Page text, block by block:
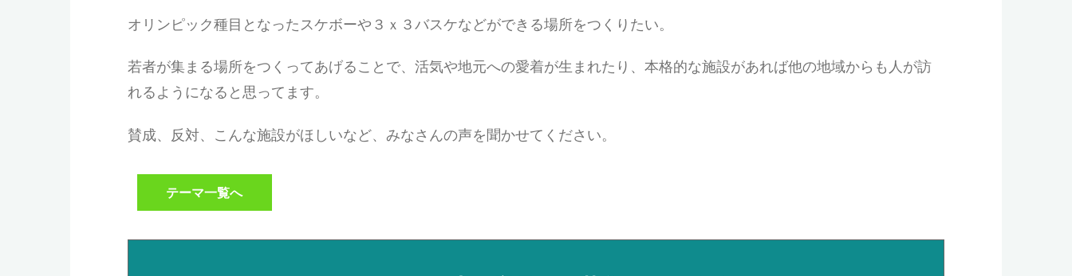
オリンピック種目となったスケボーや３ｘ３バスケなどができる場所をつくりたい。
若者が集まる場所をつくってあげることで、活気や地元への愛着が生まれたり、本格的な施設があれば他の地域からも人が訪
れるようになると思ってます。
賛成、反対、こんな施設がほしいなど、みなさんの声を聞かせてください。
テーマ一覧へ